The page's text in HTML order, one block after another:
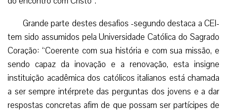
Grande parte destes desafios -segundo destaca a CEI-
tem sido assumidos pela Universidade Católica do Sagrado
Coração: “Coerente com sua história e com sua missão, e
sendo capaz da inovação e a renovação, esta insigne
instituição acadêmica dos católicos italianos está chamada
a ser sempre intérprete das perguntas dos jovens e a dar
respostas concretas afim de que possam ser partícipes de